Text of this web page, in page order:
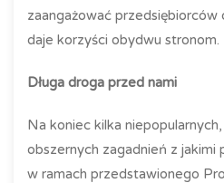
zaangażować przedsiębiorców
daje korzyści obydwu stronom.
Długa droga przed nami
Na koniec kilka
obszernych zagadnień z jakimi
w ramach przedstawionego